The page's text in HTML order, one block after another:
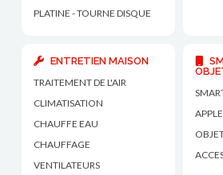
PLATINE - TOURNE DISQUE
ENTRETIEN MAISON
TRAITEMENT DE L'AIR
CLIMATISATION
CHAUFFE EAU
CHAUFFAGE
VENTILATEURS
APPLE